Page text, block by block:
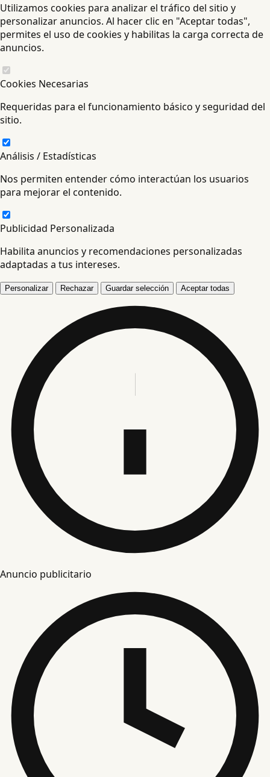
Utilizamos cookies para analizar el tráfico del sitio y
personalizar anuncios. Al hacer clic en "Aceptar todas",
permites el uso de cookies y habilitas la carga correcta de
anuncios.
Cookies Necesarias
Requeridas para el funcionamiento básico y seguridad del
sitio.
Análisis / Estadísticas
Nos permiten entender cómo interactúan los usuarios
para mejorar el contenido.
Publicidad Personalizada
Habilita anuncios y recomendaciones personalizadas
adaptadas a tus intereses.
Personalizar Rechazar Guardar selección Aceptar todas
Anuncio publicitario